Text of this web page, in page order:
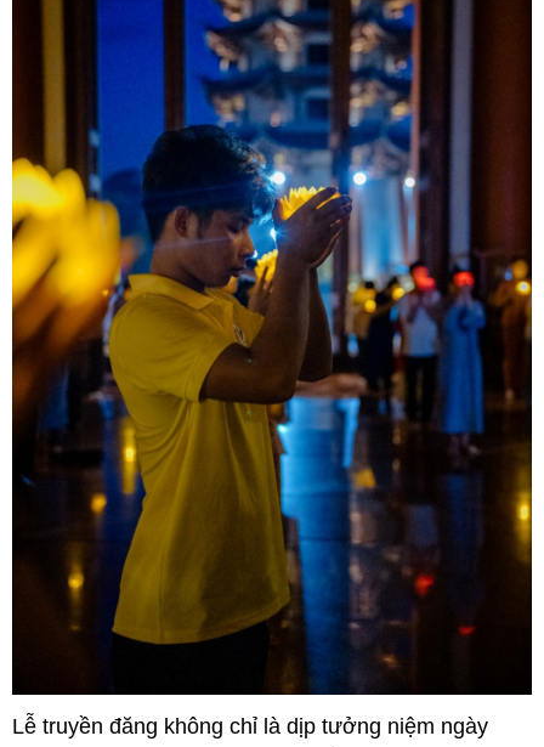
Lễ truyền đăng không chỉ là dịp tưởng niệm ngày